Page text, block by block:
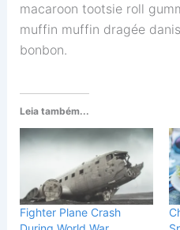
macaroon tootsie roll
muffin muffin dragée
bonbon.
Leia também...
Fighter Plane Crash